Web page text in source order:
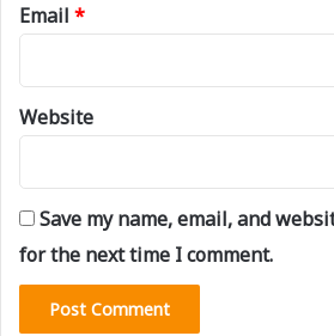
Email *
Website
Save my name, email, and
for the next time I comment.